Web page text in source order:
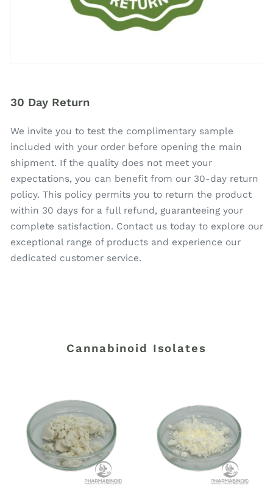
30 Day Return
We invite you to test the complimentary sample
included with your order before opening the main
shipment. If the quality does not meet your
expectations, you can benefit from our 30-day return
policy. This policy permits you to return the product
within 30 days for a full refund, guaranteeing your
complete satisfaction. Contact us today to explore our
exceptional range of products and experience our
dedicated customer service.
Cannabinoid Isolates